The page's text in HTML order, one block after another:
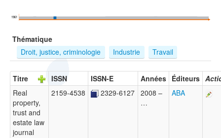
avancée
ES
?
1961
Thématique
Droit, justice, criminologie
Industrie Travail
Titre ISSN ISSN-E Années Éditeurs
Real
property,
trust and
estate law
journal
2159-4538 2329-6127 2008 –
…
ABA